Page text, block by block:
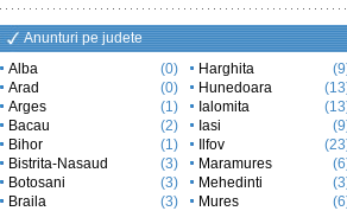
Anunturi pe judete
Alba
(0)
Arad
(0)
Arges
(1)
Bacau
(2)
Bihor
(1)
Bistrita-Nasaud
(3)
Botosani
(3)
Braila
(3)
Harghita
Hunedoara
Ialomita
Iasi
Ilfov
Maramures
Mehedinti
Mures